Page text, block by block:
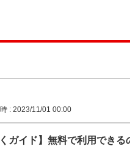
: 2023/11/01 00:00
ガイド】無料で利用できる